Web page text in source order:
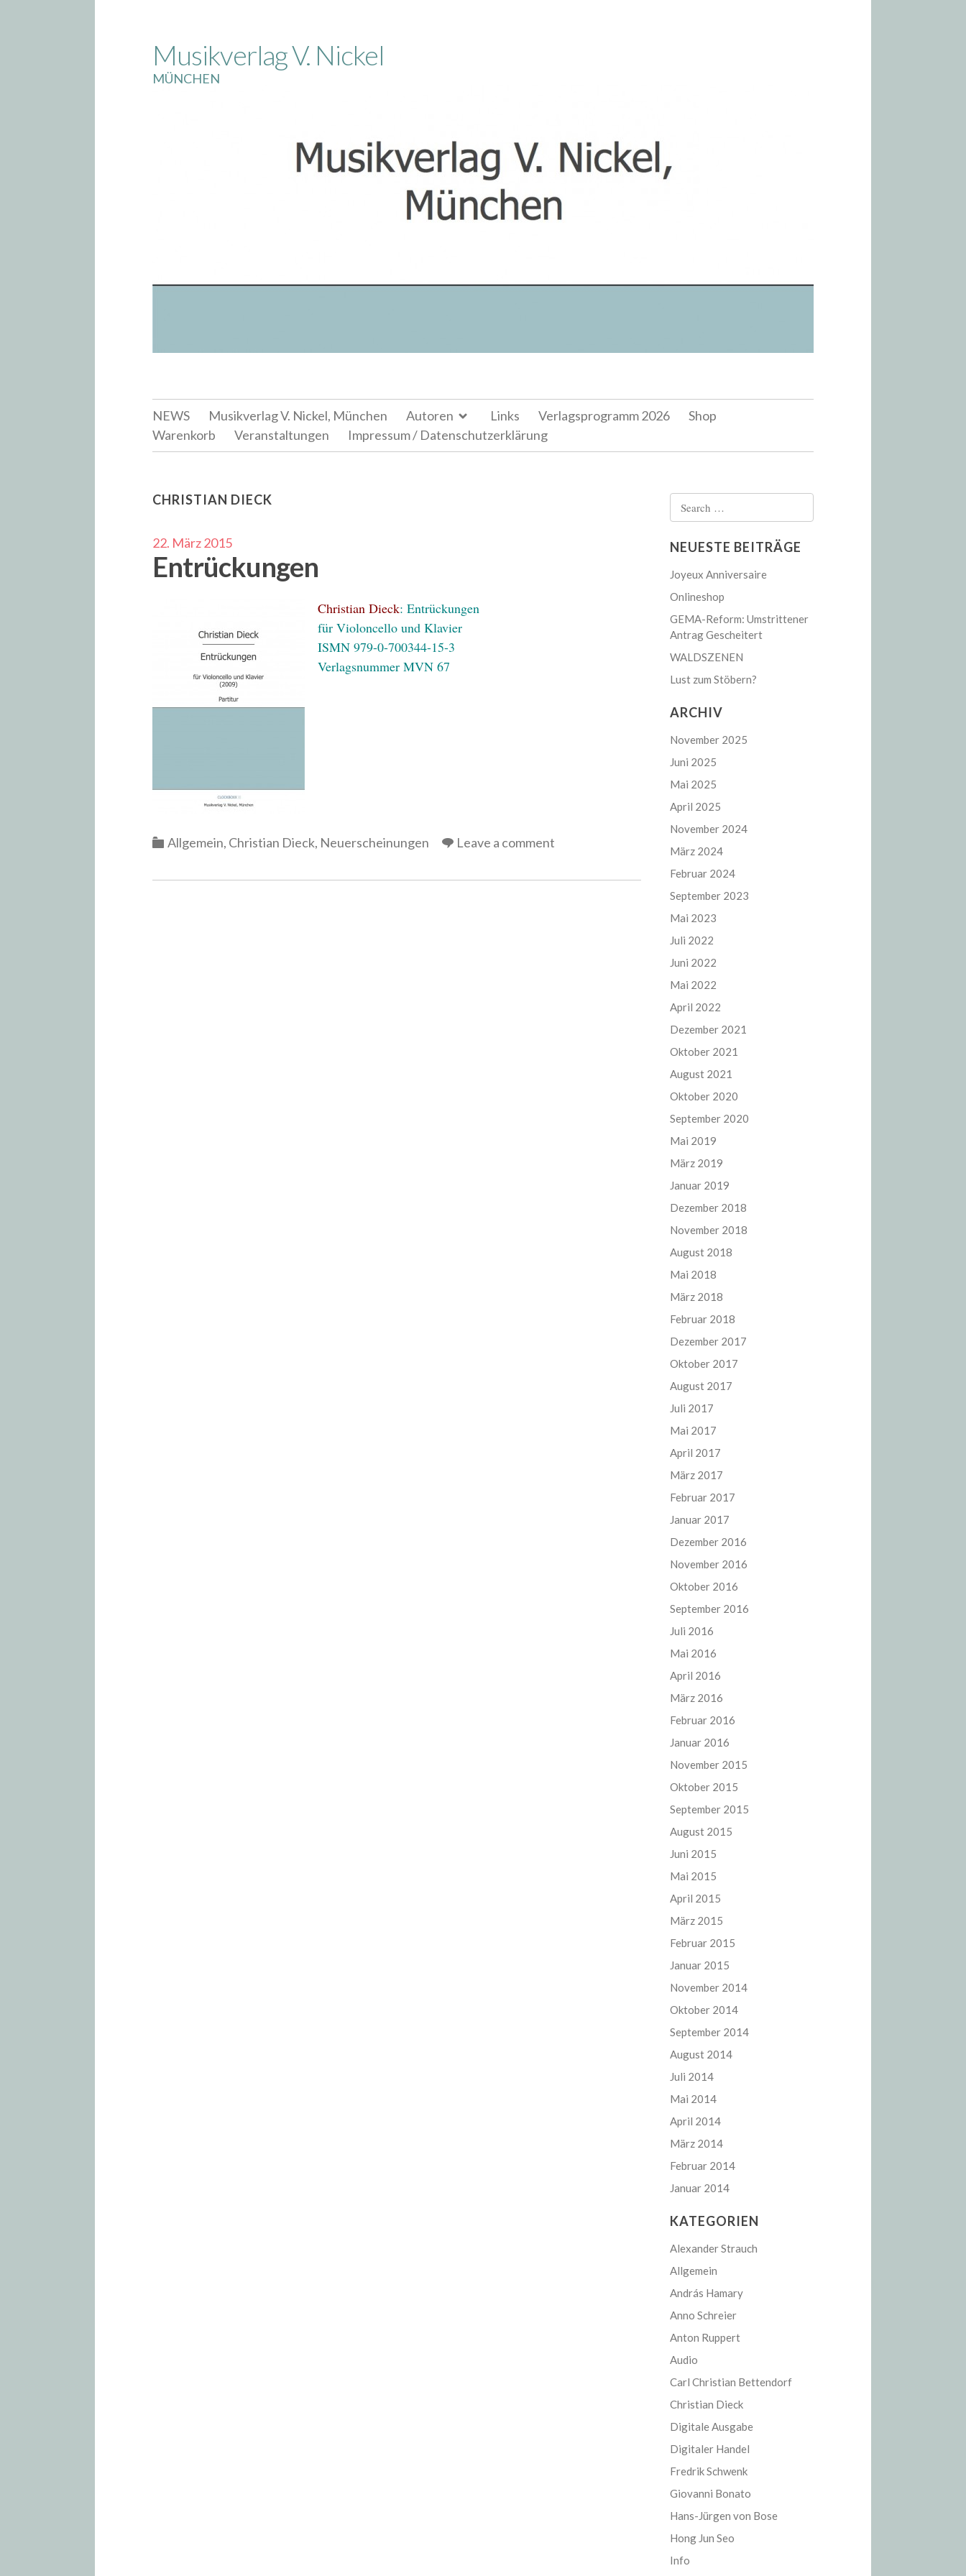
content
Musikverlag V. Nickel
MÜNCHEN
NEWS Musikverlag V. Nickel, München Autoren Links Verlagsprogramm 2026
Shop
Warenkorb
Veranstaltungen Impressum / Datenschutzerklärung
CHRISTIAN DIECK
22. März 2015
Entrückungen
Christian Dieck: Entrückungen
für Violoncello und Klavier
ISMN 979-0-700344-15-3
Verlagsnummer MVN 67
Categories
Allgemein, Christian Dieck, Neuerscheinungen Leave a comment
for:
NEUESTE BEITRÄGE
Joyeux Anniversaire
Onlineshop
GEMA-Reform: Umstrittener
Antrag Gescheitert
WALDSZENEN
Lust zum Stöbern?
ARCHIV
November 2025
Juni 2025
Mai 2025
April 2025
November 2024
März 2024
Februar 2024
September 2023
Mai 2023
Juli 2022
Juni 2022
Mai 2022
April 2022
Dezember 2021
Oktober 2021
August 2021
Oktober 2020
September 2020
Mai 2019
März 2019
Januar 2019
Dezember 2018
November 2018
August 2018
Mai 2018
März 2018
Februar 2018
Dezember 2017
Oktober 2017
August 2017
Juli 2017
Mai 2017
April 2017
März 2017
Februar 2017
Januar 2017
Dezember 2016
November 2016
Oktober 2016
September 2016
Juli 2016
Mai 2016
April 2016
März 2016
Februar 2016
Januar 2016
November 2015
Oktober 2015
September 2015
August 2015
Juni 2015
Mai 2015
April 2015
März 2015
Februar 2015
Januar 2015
November 2014
Oktober 2014
September 2014
August 2014
Juli 2014
Mai 2014
April 2014
März 2014
Februar 2014
Januar 2014
KATEGORIEN
Alexander Strauch
Allgemein
András Hamary
Anno Schreier
Anton Ruppert
Audio
Carl Christian Bettendorf
Christian Dieck
Digitale Ausgabe
Digitaler Handel
Fredrik Schwenk
Giovanni Bonato
Hans-Jürgen von Bose
Hong Jun Seo
Info